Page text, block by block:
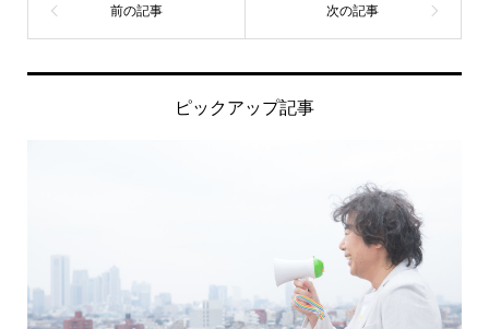
ピックアップ記事